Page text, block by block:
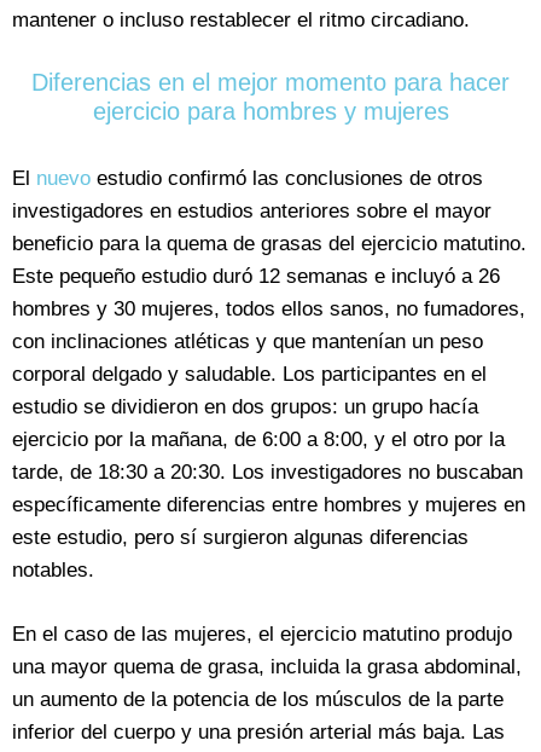
mantener o incluso restablecer el ritmo circadiano.
Diferencias en el mejor momento para hacer
ejercicio para hombres y mujeres
El nuevo estudio confirmó las conclusiones de otros
investigadores en estudios anteriores sobre el mayor
beneficio para la quema de grasas del ejercicio matutino.
Este pequeño estudio duró 12 semanas e incluyó a 26
hombres y 30 mujeres, todos ellos sanos, no fumadores,
con inclinaciones atléticas y que mantenían un peso
corporal delgado y saludable. Los participantes en el
estudio se dividieron en dos grupos: un grupo hacía
ejercicio por la mañana, de 6:00 a 8:00, y el otro por la
tarde, de 18:30 a 20:30. Los investigadores no buscaban
específicamente diferencias entre hombres y mujeres en
este estudio, pero sí surgieron algunas diferencias
notables.
En el caso de las mujeres, el ejercicio matutino produjo
una mayor quema de grasa, incluida la grasa abdominal,
un aumento de la potencia de los músculos de la parte
inferior del cuerpo y una presión arterial más baja. Las